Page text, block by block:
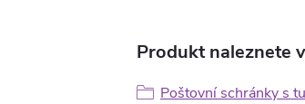
Produkt naleznete
Poštovní schránky s